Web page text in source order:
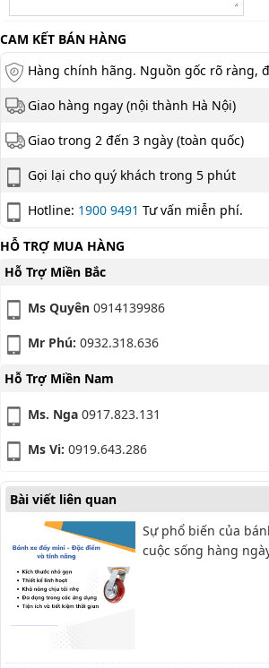
CAM KẾT BÁN HÀNG
Hàng chính hãng. Nguồn gốc rõ ràng,
Giao hàng ngay (nội thành Hà Nội)
Giao trong 2 đến 3 ngày (toàn quốc)
Gọi lại cho quý khách trong 5 phút
Hotline: 1900 9491 Tư vấn miễn phí.
HỖ TRỢ MUA HÀNG
Hỗ Trợ Miền Bắc
Ms Quyên 0914139986
Mr Phú: 0932.318.636
Hỗ Trợ Miền Nam
Ms. Nga 0917.823.131
Ms Vi: 0919.643.286
Bài viết liên quan
Sự phổ biến của
cuộc sống hàng